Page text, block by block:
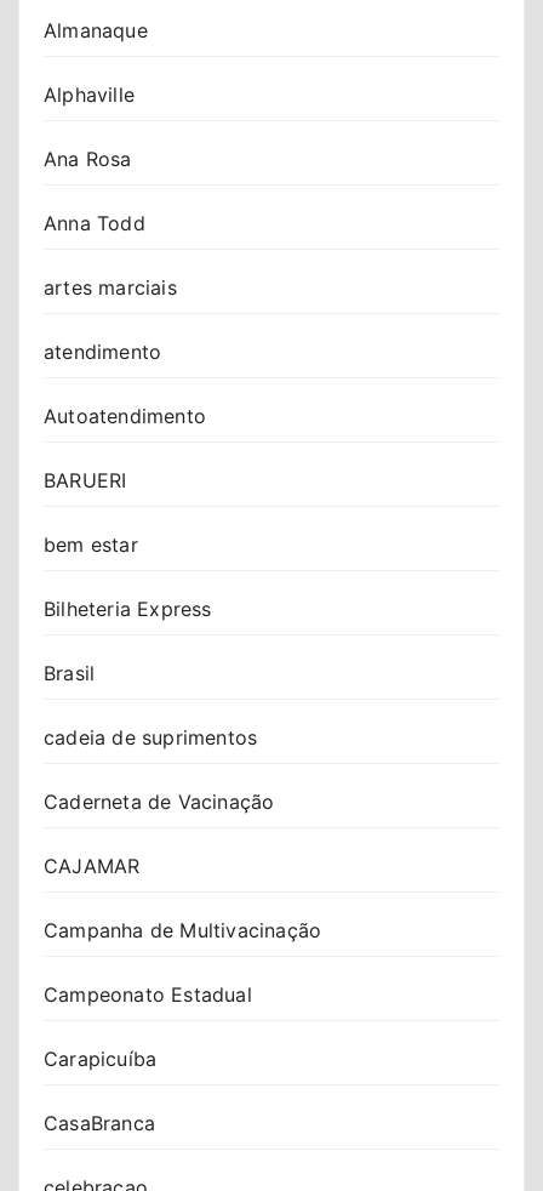
Almanaque
Alphaville
Ana Rosa
Anna Todd
artes marciais
atendimento
Autoatendimento
BARUERI
bem estar
Bilheteria Express
Brasil
cadeia de suprimentos
Caderneta de Vacinação
CAJAMAR
Campanha de Multivacinação
Campeonato Estadual
Carapicuíba
CasaBranca